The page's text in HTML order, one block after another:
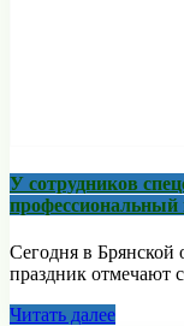
У сотрудников
профессиональный
Сегодня в Брянской
праздник отмечают
Читать далее